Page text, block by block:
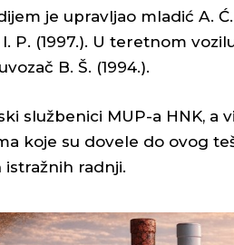
je upravljao mladić A. Ć.
P. (1997.). U teretnom
B. Š. (1994.).
službenici MUP-a HNK, a
koje su dovele do ovog
radnji.